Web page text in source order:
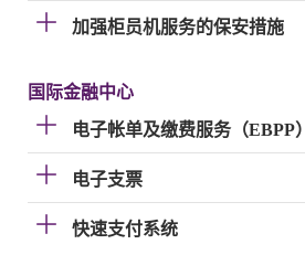
加强柜员机服务的保安措施
国际金融中心
电子帐单及缴费服务（EBPP）
电子支票
快速支付系统